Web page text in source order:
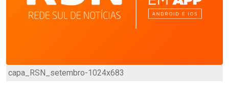
capa_RSN_setembro-1024x683